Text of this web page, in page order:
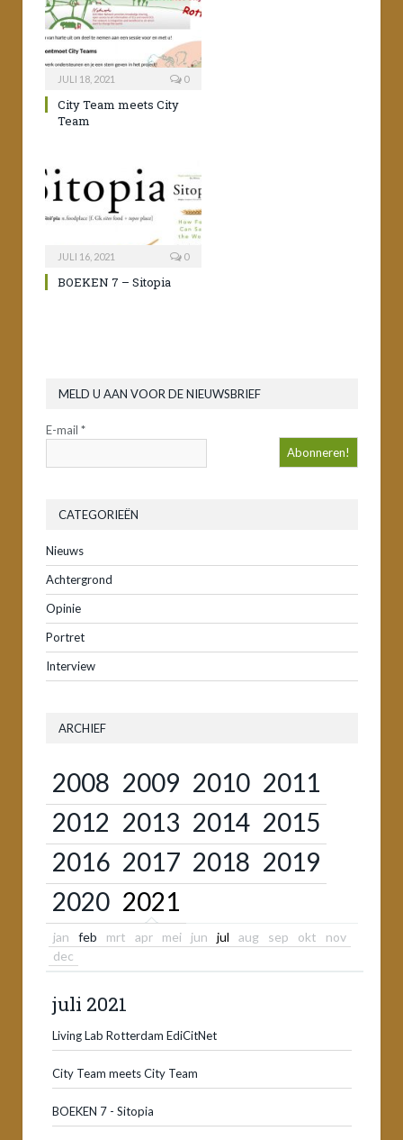
JULI 18, 2021 0
City Team meets City
Team
JULI 16, 2021 0
BOEKEN 7 – Sitopia
MELD U AAN VOOR DE NIEUWSBRIEF
E-mail *
CATEGORIEËN
Nieuws
Achtergrond
Opinie
Portret
Interview
ARCHIEF
2008 2009 2010 2011
2012 2013 2014 2015
2016 2017 2018 2019
2020 2021
jan feb mrt apr mei jun jul aug sep okt
nov
dec
juli 2021
Living Lab Rotterdam EdiCitNet
City Team meets City Team
BOEKEN 7 - Sitopia